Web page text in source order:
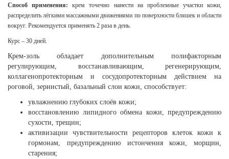
Способ применения: крем точечно нанести на проблемные участки кожи,
распределить лёгкими массажными движениями по поверхности бляшек и области
вокруг. Рекомендуется применять 2 раза в день.
Курс – 30 дней.
Крем-золь обладает дополнительным полифакторным
регулирующим, восстанавливающим, регенерирующим,
коллагенопротекторным и сосудопротекторным действием на
роговой, зернистый, базальный слои кожи, способствует:
увлажнению глубоких слоёв кожи;
восстановлению липидного обмена кожи, предупреждению
сухости, трещин;
активизации чувствительности рецепторов клеток кожи к
гормонам, предупреждению истончения кожи, морщин,
старения;